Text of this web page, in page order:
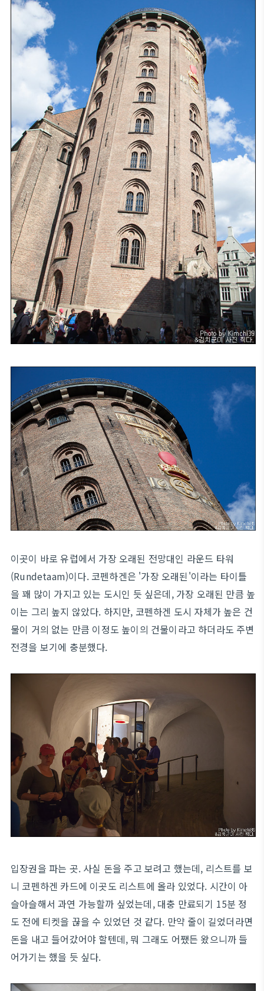
이곳이 바로 유럽에서 가장 오래된 전망대인 라운드 타워
(Rundetaam)이다. 코펜하겐은 '가장 오래된'이라는 타이틀
을 꽤 많이 가지고 있는 도시인 듯 싶은데, 가장 오래된 만큼 높
이는 그리 높지 않았다. 하지만, 코펜하겐 도시 자체가 높은 건
물이 거의 없는 만큼 이정도 높이의 건물이라고 하더라도 주변
전경을 보기에 충분했다.
입장권을 파는 곳. 사실 돈을 주고 보려고 했는데, 리스트를 보
니 코펜하겐 카드에 이곳도 리스트에 올라 있었다. 시간이 아
슬아슬해서 과연 가능할까 싶었는데, 대충 만료되기 15분 정
도 전에 티켓을 끊을 수 있었던 것 같다. 만약 줄이 길었더라면
돈을 내고 들어갔어야 할텐데, 뭐 그래도 어쨌든 왔으니까 들
어가기는 했을 듯 싶다.